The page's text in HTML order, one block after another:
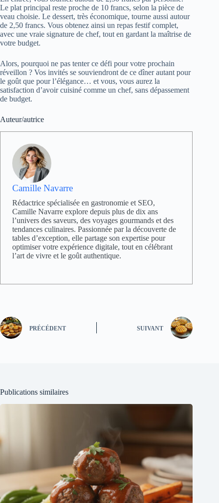
Le plat principal reste proche de 10 francs, selon la pièce de
veau choisie. Le dessert, très économique, tourne aussi autour
de 2,50 francs. Vous obtenez ainsi un repas festif complet,
avec une vraie signature de chef, tout en gardant la maîtrise de
votre budget.
Alors, pourquoi ne pas tenter ce défi pour votre prochain
réveillon ? Vos invités se souviendront de ce dîner autant pour
le goût que pour l’élégance… et vous, vous aurez la
satisfaction d’avoir cuisiné comme un chef, sans dépassement
de budget.
Auteur/autrice
Camille Navarre
Rédactrice spécialisée en gastronomie et SEO,
Camille Navarre explore depuis plus de dix ans
l’univers des saveurs, des voyages gourmands et des
tendances culinaires. Passionnée par la découverte de
tables d’exception, elle partage son expertise pour
optimiser votre expérience digitale, tout en célébrant
l’art de vivre et le goût authentique.
PRÉCÉDENT SUIVANT
Publications similaires